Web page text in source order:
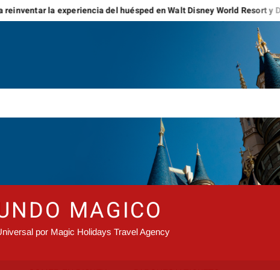
del huésped en Walt Disney World Resort y Disneyland Resort
MAGICO
por Magic Holidays Travel Agency